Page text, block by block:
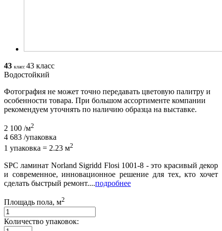
43 класс 43 класс
Водостойкий
Фотография не может точно передавать цветовую палитру и
особенности товара. При большом ассортименте компании
рекомендуем уточнять по наличию образца на выставке.
2 100 /м2
4 683 /упаковка
1 упаковка = 2.23 м2
SPC ламинат Norland Sigridd Flosi 1001-8 - это красивый декор
и современное, инновационное решение для тех, кто хочет
сделать быстрый ремонт....подробнее
Площадь пола, м2
Количество упаковок: